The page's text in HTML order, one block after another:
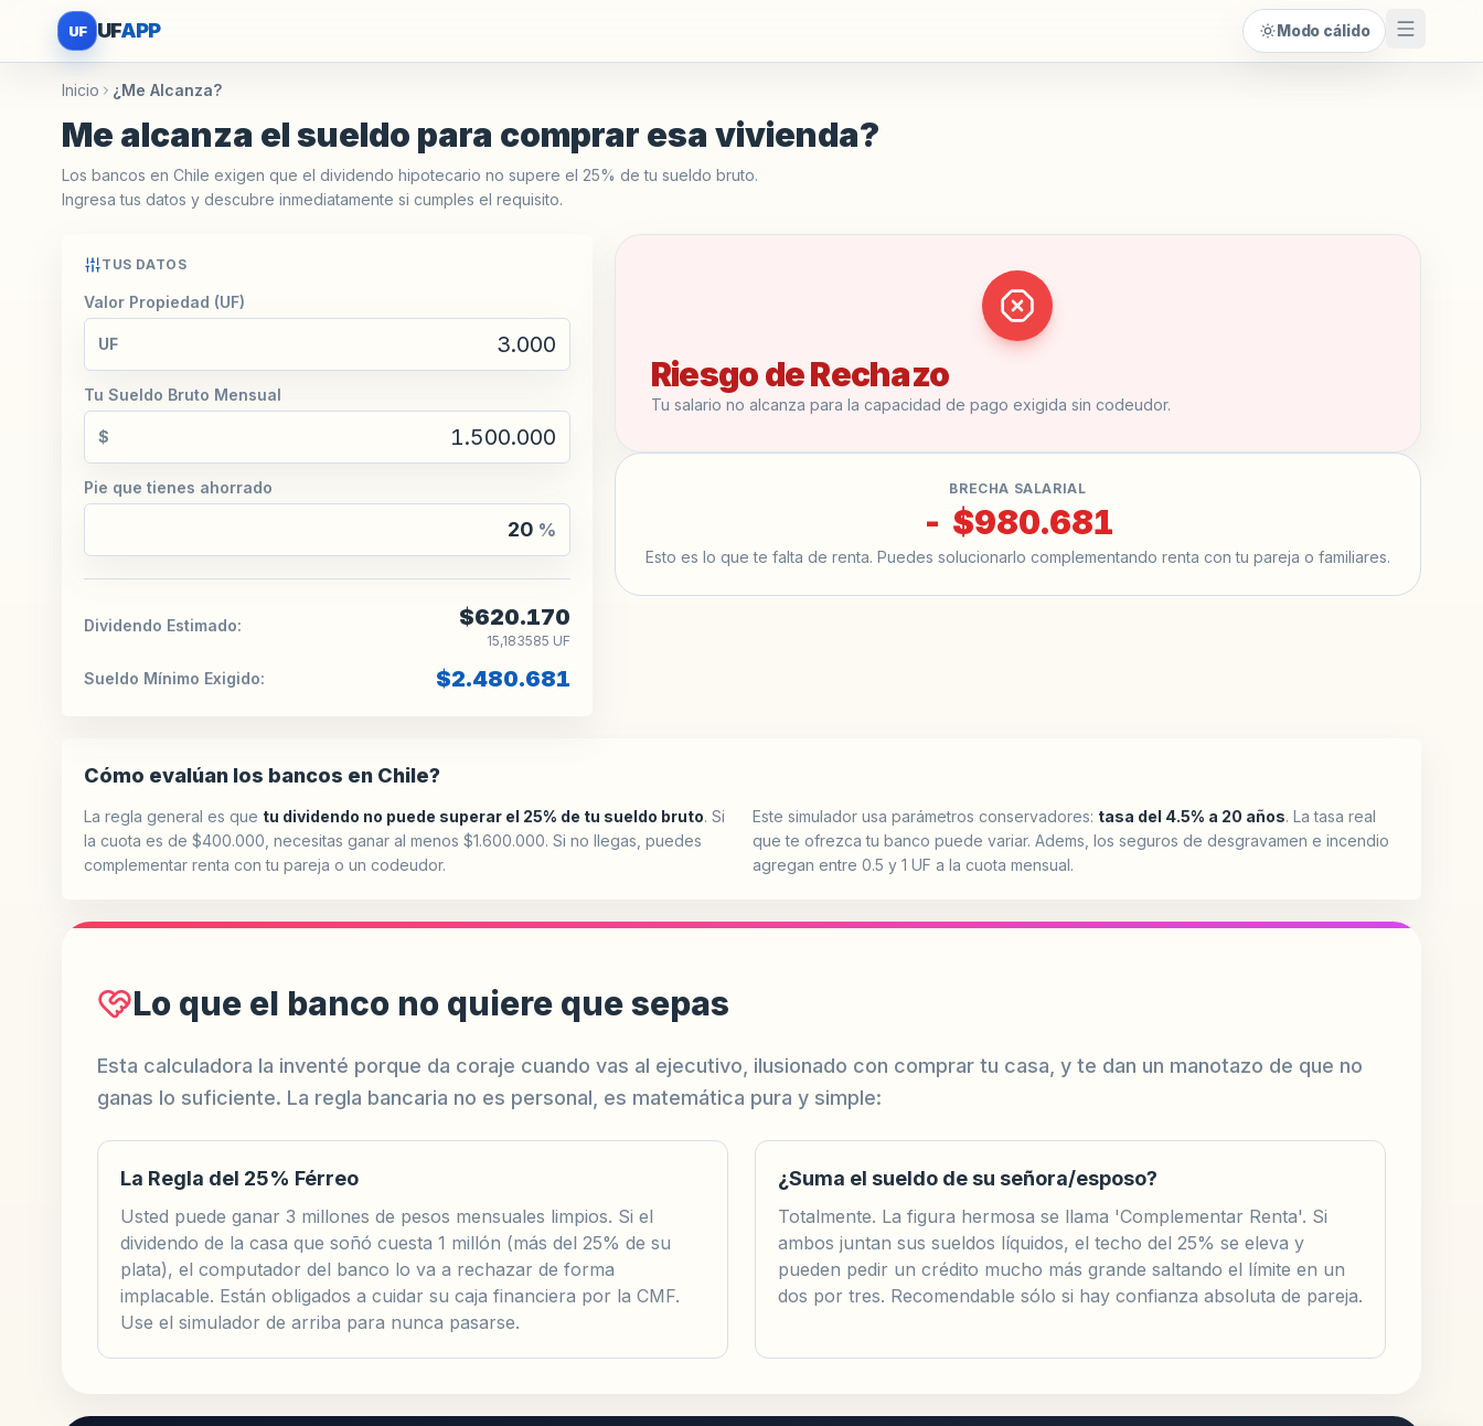
UF UFAPP Modo cálido
Inicio ¿Me Alcanza?
Me alcanza el sueldo para comprar esa vivienda?
Los bancos en Chile exigen que el dividendo hipotecario no supere el 25% de tu sueldo bruto.
Ingresa tus datos y descubre inmediatamente si cumples el requisito.
TUS DATOS
Valor Propiedad (UF)
UF
Tu Sueldo Bruto Mensual
$
Pie que tienes ahorrado
%
Dividendo Estimado: $620.170
15,183585 UF
Sueldo Mínimo Exigido: $2.480.681
Riesgo de Rechazo
Tu salario no alcanza para la capacidad de pago exigida sin codeudor.
BRECHA SALARIAL
- $980.681
Esto es lo que te falta de renta. Puedes solucionarlo complementando renta con tu pareja o familiares.
Cómo evalúan los bancos en Chile?
La regla general es que tu dividendo no puede superar el 25% de tu sueldo bruto. Si
la cuota es de $400.000, necesitas ganar al menos $1.600.000. Si no llegas, puedes
complementar renta con tu pareja o un codeudor.
Este simulador usa parámetros conservadores: tasa del 4.5% a 20 años. La tasa real
que te ofrezca tu banco puede variar. Adems, los seguros de desgravamen e incendio
agregan entre 0.5 y 1 UF a la cuota mensual.
Lo que el banco no quiere que sepas
Esta calculadora la inventé porque da coraje cuando vas al ejecutivo, ilusionado con comprar tu casa, y te dan un manotazo de que no
ganas lo suficiente. La regla bancaria no es personal, es matemática pura y simple:
La Regla del 25% Férreo
Usted puede ganar 3 millones de pesos mensuales limpios. Si el
dividendo de la casa que soñó cuesta 1 millón (más del 25% de su
plata), el computador del banco lo va a rechazar de forma
implacable. Están obligados a cuidar su caja financiera por la CMF.
Use el simulador de arriba para nunca pasarse.
¿Suma el sueldo de su señora/esposo?
Totalmente. La figura hermosa se llama 'Complementar Renta'. Si
ambos juntan sus sueldos líquidos, el techo del 25% se eleva y
pueden pedir un crédito mucho más grande saltando el límite en un
dos por tres. Recomendable sólo si hay confianza absoluta de pareja.